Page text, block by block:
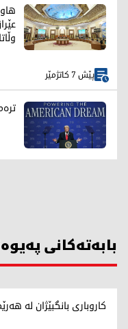
پێش 7 کاتژمێر
بابەتەکانی
کاروباری بانگبێژان لە